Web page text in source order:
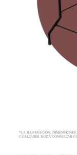
*LA ILUSTRACIÓN,
CUALQUIER DUDA CONSULTAR